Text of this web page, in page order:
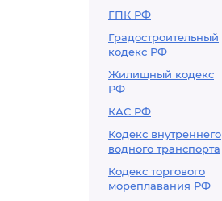
ГПК РФ
Градостроительный
кодекс РФ
Жилищный кодекс
РФ
КАС РФ
Кодекс внутреннего
водного транспорта
Кодекс торгового
мореплавания РФ